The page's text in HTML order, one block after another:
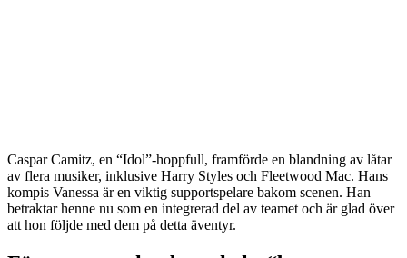
Caspar Camitz, en “Idol”-hoppfull, framförde en blandning av låtar
av flera musiker, inklusive Harry Styles och Fleetwood Mac. Hans
kompis Vanessa är en viktig supportspelare bakom scenen. Han
betraktar henne nu som en integrerad del av teamet och är glad över
att hon följde med dem på detta äventyr.